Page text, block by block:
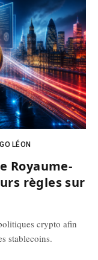
LÉON
Royaume-
règles sur
crypto afin
stablecoins.